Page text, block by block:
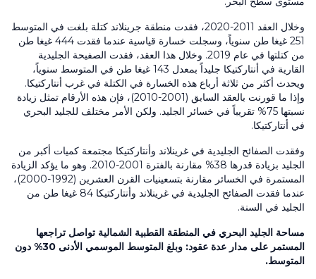
وخلال العقد 2011-2020، فقدت منطقة جرينلاند كتلة بلغت في المتوسط
251 غيغا طن سنوياً، وسجلت خسارة قياسية عندما فقدت 444 غيغا طن
من كتلتها في عام 2019. وخلال هذا العقد، فقدت الصفيحة الجليدية
القارية في أنتاركتيكا جليداً بمعدل 143 غيغا طن في المتوسط سنوياً،
ويحدث أكثر من ثلاثة أرباع هذه الخسارة في الكتلة في غرب أنتاركتيكا.
وإذا ما قورنت بالعقد السابق (2001-2010)، فإن هذه الأرقام تمثل زيادة
نسبتها 75% تقريباً في خسائر الجليد. ولكن الأمر مختلف للجليد البحري
في أنتاركتيكا.
وفقدت الصفائح الجليدية في غرينلاند وأنتاركتيكا مجتمعة كميات أكبر من
الجليد بزيادة قدرها 38% مقارنة بالفترة 2001-2010. وهو ما يؤكد الزيادة
المستمرة في الخسائر مقارنة بتسعينيات القرن العشرين (1992-2000)،
عندما فقدت الصفائح الجليدية في غرينلاند وأنتاركتيكا 84 غيغا طن من
الجليد في السنة.
مساحة الجليد البحري في المنطقة القطبية الشمالية تواصل تراجعها
المستمر على مدار عدة عقود: وبلغ المتوسط الموسمي الأدنى 30% دون
المتوسط.